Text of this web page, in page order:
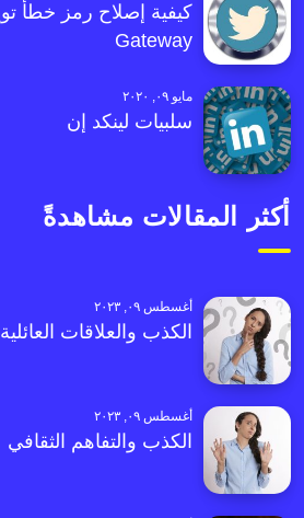
Gateway
مايو ٠٩, ٢٠٢٠
سلبيات لينكد إن
أكثر المقالات مشاهدةً
أغسطس ٠٩, ٢٠٢٣
الكذب والعلاقات العائلية
أغسطس ٠٩, ٢٠٢٣
الكذب والتفاهم الثقافي